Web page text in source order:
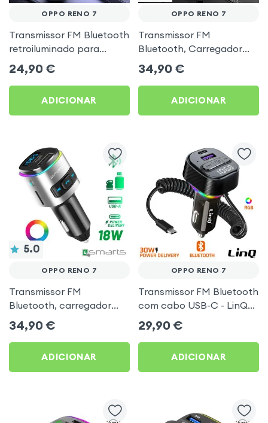
OPPO RENO 7
Transmissor FM Bluetooth
retroiluminado para
automóvel com
carregamento USB C
Preto
24,90 €
ADICIONAR
OPPO RENO 7
Transmissor FM
Bluetooth, Carregador
para automóvel Muvit
Preto para Oppo Reno 7
34,90 €
ADICIONAR
5.0
OPPO RENO 7
Transmissor FM
Bluetooth, carregador
isqueiro USB / USB-C, Kit
mãos livres Multifunção -
4smarts
34,90 €
ADICIONAR
OPPO RENO 7
Transmissor FM Bluetooth
com cabo USB-C - LinQ
para Oppo Reno 7
29,90 €
ADICIONAR